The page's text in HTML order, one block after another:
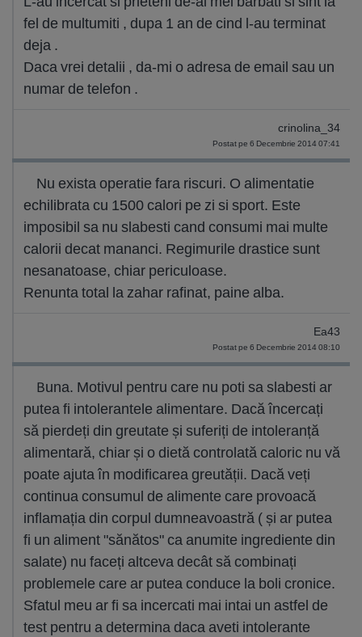
fel de multumiti , dupa 1 an de cind l-au terminat
deja .
Daca vrei detalii , da-mi o adresa de email sau un
numar de telefon .
crinolina_34
Postat pe 6 Decembrie 2014 07:41
Nu exista operatie fara riscuri. O alimentatie
echilibrata cu 1500 calori pe zi si sport. Este
imposibil sa nu slabesti cand consumi mai multe
calorii decat mananci. Regimurile drastice sunt
nesanatoase, chiar periculoase.
Renunta total la zahar rafinat, paine alba.
Ea43
Postat pe 6 Decembrie 2014 08:10
Buna. Motivul pentru care nu poti sa slabesti ar
putea fi intolerantele alimentare. Dacă încercați
să pierdeți din greutate și suferiți de intoleranță
alimentară, chiar și o dietă controlată caloric nu vă
poate ajuta în modificarea greutății. Dacă veți
continua consumul de alimente care provoacă
inflamația din corpul dumneavoastră ( și ar putea
fi un aliment "sănătos" ca anumite ingrediente din
salate) nu faceți altceva decât să combinați
problemele care ar putea conduce la boli cronice.
Sfatul meu ar fi sa incercati mai intai un astfel de
test pentru a determina daca aveti intolerante